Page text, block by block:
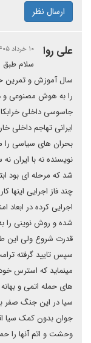
ارسال نظر
علی روا ۱۰ خرداد ۱۴۰۵ | ۲۰:۰۱
سال آموزش و تمرین
را به هوش مصنوعی و
جاسوسی داخلی
ایرانی تهاجم
بحران های سیاسی را
نویسنده نه با ایران
چند فاز اجرایی
اجرایی کرده در
شده و روش نوینی را
قدرت شروع ولی این
سپس تایید گرفته
مینماید که استرس
های حمله اتمی و
سیا در این جنگ صفر
جوان بدون کمک سیا
وحشت و اتم آنها را